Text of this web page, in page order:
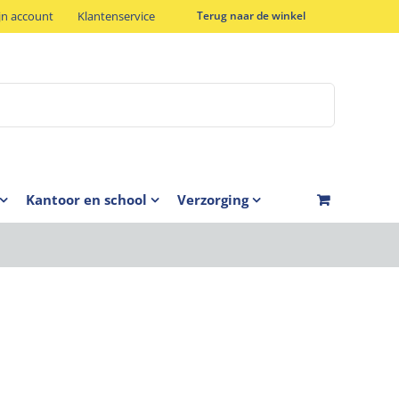
account Klantenservice Terug naar de winkel
Kantoor en school Verzorging